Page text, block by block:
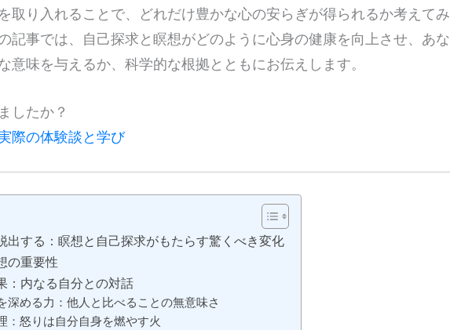
取り入れることで、どれだけ豊かな心の安らぎが得られるか考えてみ
記事では、自己探求と瞑想がどのように心身の健康を向上させ、あな
意味を与えるか、科学的な根拠とともにお伝えします。
したか？
際の体験談と学び
出する：瞑想と自己探求がもたらす驚くべき変化
の重要性
：内なる自分との対話
深める力：他人と比べることの無意味さ
：怒りは自分自身を燃やす火